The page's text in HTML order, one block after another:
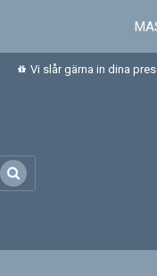
Vi slår gärna in dina